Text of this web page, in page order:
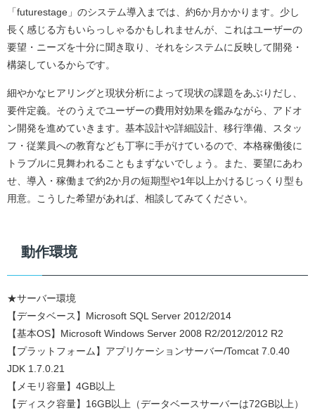
「futurestage」のシステム導入までは、約6か月かかります。少し
長く感じる方もいらっしゃるかもしれませんが、これはユーザーの
要望・ニーズを十分に聞き取り、それをシステムに反映して開発・
構築しているからです。
細やかなヒアリングと現状分析によって現状の課題をあぶりだし、
要件定義。そのうえでユーザーの費用対効果を鑑みながら、アドオ
ン開発を進めていきます。基本設計や詳細設計、移行準備、スタッ
フ・従業員への教育なども丁寧に手がけているので、本格稼働後に
トラブルに見舞われることもまずないでしょう。また、要望にあわ
せ、導入・稼働まで約2か月の短期型や1年以上かけるじっくり型も
用意。こうした希望があれば、相談してみてください。
動作環境
★サーバー環境
【データベース】Microsoft SQL Server 2012/2014
【基本OS】Microsoft Windows Server 2008 R2/2012/2012 R2
【プラットフォーム】アプリケーションサーバー/Tomcat 7.0.40
JDK 1.7.0.21
【メモリ容量】4GB以上
【ディスク容量】16GB以上（データベースサーバーは72GB以上）